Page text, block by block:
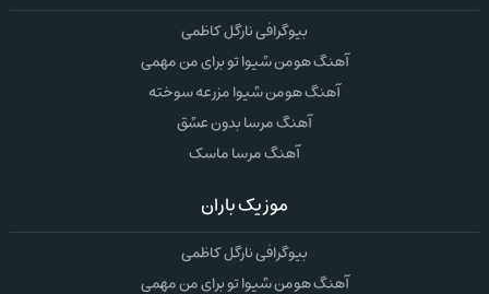
بیوگرافی نارگل کاظمی
آهنگ هومن شیوا تو برای من مهمی
آهنگ هومن شیوا مزرعه سوخته
آهنگ مرسا بدون عشق
آهنگ مرسا ماسک
موزیک باران
بیوگرافی نارگل کاظمی
آهنگ هومن شیوا تو برای من مهمی